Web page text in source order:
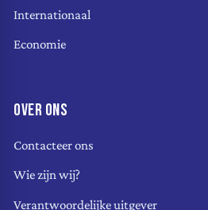
Internationaal
Economie
OVER ONS
Contacteer ons
Wie zijn wij?
Verantwoordelijke uitgever